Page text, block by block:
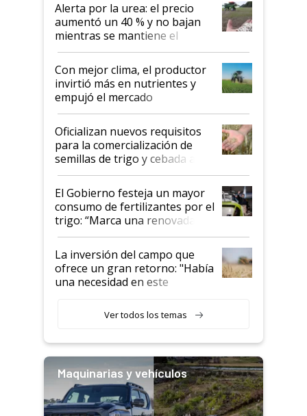
Alerta por la urea: el precio
aumentó un 40 % y no bajan
mientras se mantiene el
conflicto en Medio Oriente
Con mejor clima, el productor
invirtió más en nutrientes y
empujó el mercado
Oficializan nuevos requisitos
para la comercialización de
semillas de trigo y cebada a
granel
El Gobierno festeja un mayor
consumo de fertilizantes por el
trigo: “Marca una renovada
confianza de los productores”
La inversión del campo que
ofrece un gran retorno: "Había
una necesidad en este
Ver todos los temas
Maquinarias y vehículos